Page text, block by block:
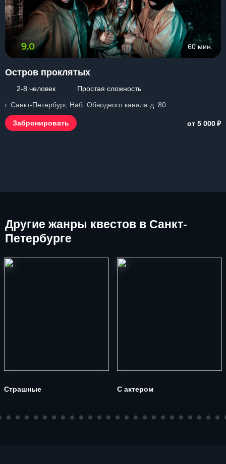
9.0 60 мин.
Остров проклятых
2-8 человек
Простая сложность
г. Санкт-Петербург, Наб. Обводного канала д. 80
Забронировать от 5 000₽
Другие жанры квестов в Санкт-
Петербурге
Страшные С актером